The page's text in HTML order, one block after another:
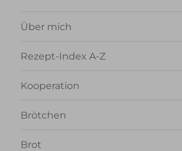
Über mich
Rezept-Index A-Z
Kooperation
Brötchen
Brot